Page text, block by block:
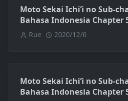
Moto Sekai Ichi’i no Sub-
Bahasa Indonesia Chapter
Rue 2020/12/6
Moto Sekai Ichi’i no Sub-
Bahasa Indonesia Chapter